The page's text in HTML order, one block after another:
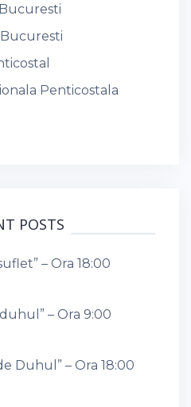
Penticostala
POSTS
– Ora 18:00
– Ora 9:00
Duhul” – Ora 18:00